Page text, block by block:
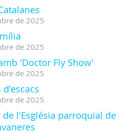
de 2025
de 2025
'Doctor Fly Show'
de 2025
de 2025
l'Església parroquial de